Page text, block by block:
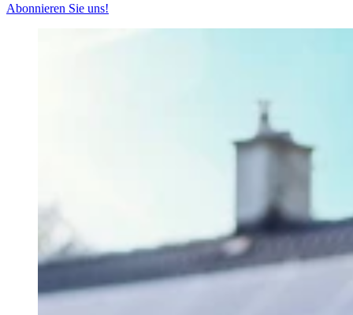
Abonnieren Sie uns!